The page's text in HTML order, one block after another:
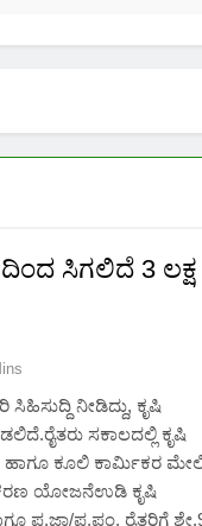
ಪಡೆಯಿರಿ!
ನಿಮ್ಮ
2 Months Ago
ಸಿಗಲಿದೆ 3 ಲಕ್ಷ
ನೀಡಿದ್ದು, ಕೃಷಿ
ಸಕಾಲದಲ್ಲಿ ಕೃಷಿ
ಹಾಗೂ ಕೂಲಿ ಕಾರ್ಮಿಕರ
ಯೋಜನೆಉಡಿ ಕೃಷಿ
ಪ.ಜಾ/ಪ.ಪಂ. ರೈತರಿಗೆ